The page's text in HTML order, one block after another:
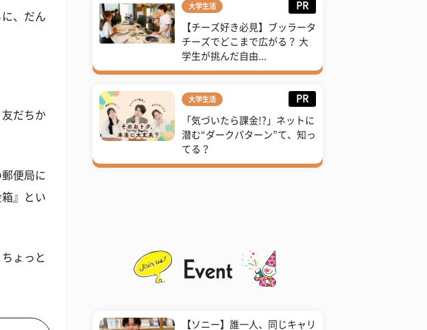
、だん
だちか
便局に
』とい
ょっと
大学生活 PR
【チーズ好き必見】ブッラータ
チーズでどこまで広がる？ 大
学生が挑んだ自由...
大学生活 PR
「気づいたら課金!?」ネットに
潜む“ダークパターン”て、知っ
てる？
【ソニー】誰一人、同じキャリ